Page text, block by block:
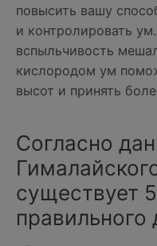
повысить вашу
и контролировать
вспыльчивость
кислородом ум
высот и принять
Согласно
существует
правильного